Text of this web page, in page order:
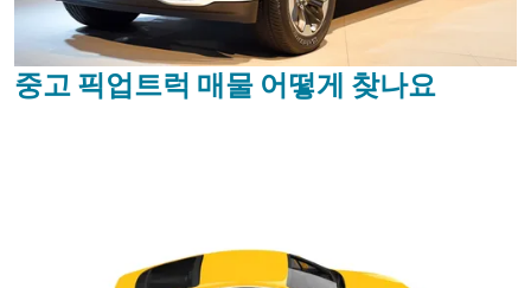
중고 픽업트럭 매물 어떻게 찾나요